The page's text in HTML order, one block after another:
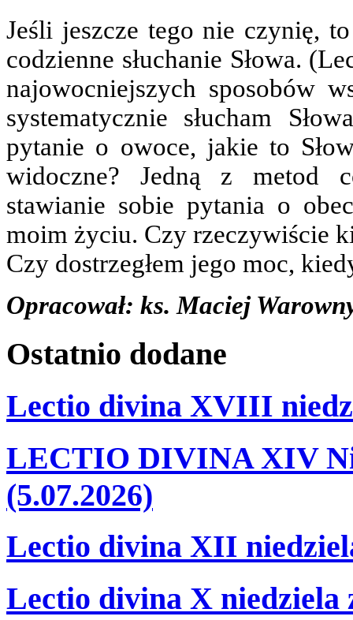
Jeśli jeszcze tego nie czynię,
codzienne słuchanie Słowa.
najowocniejszych sposobów
systematycznie słucham
pytanie o owoce, jakie to
widoczne? Jedną z metod
stawianie sobie pytania o
moim życiu. Czy rzeczywiście
Czy dostrzegłem jego moc,
Opracował: ks. Maciej
Ostatnio dodane
Lectio divina XVIII
LECTIO DIVINA XIV
(5.07.2026)
Lectio divina XII
Lectio divina X niedziela